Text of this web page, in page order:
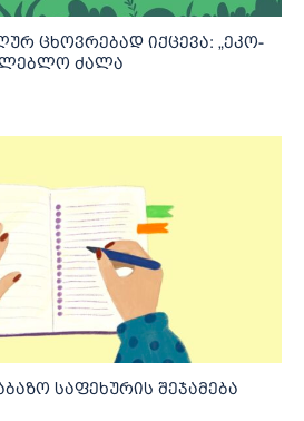
ცხოვრებად იქცევა: „ეკო-
ძალა
საფეხურის შეჯამება